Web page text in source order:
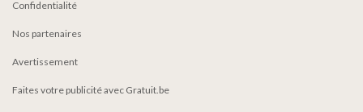
Confidentialité
Nos partenaires
Avertissement
Faites votre publicité avec Gratuit.be